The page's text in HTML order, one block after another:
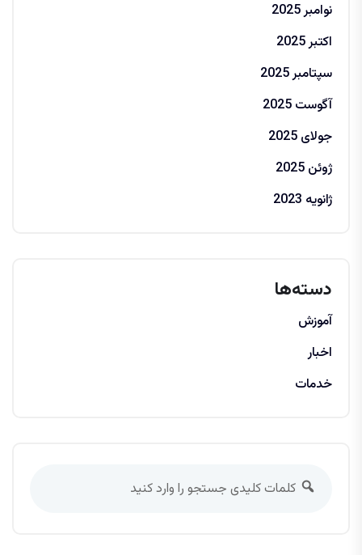
نوامبر 2025
اکتبر 2025
سپتامبر 2025
آگوست 2025
جولای 2025
ژوئن 2025
ژانویه 2023
دسته‌ها
آموزش
اخبار
خدمات